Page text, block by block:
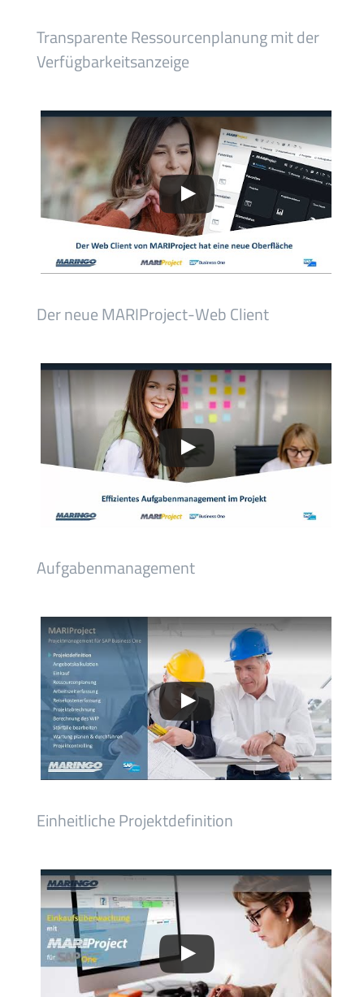
Transparente Ressourcenplanung mit der
Verfügbarkeitsanzeige
Der neue MARIProject-Web Client
Aufgabenmanagement
Einheitliche Projektdefinition